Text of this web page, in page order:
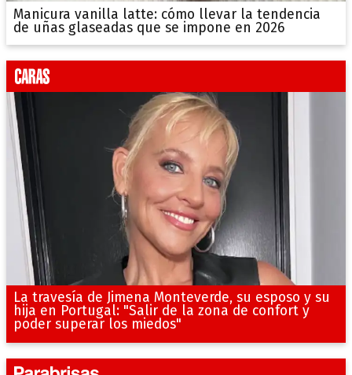
Manicura vanilla latte: cómo llevar la tendencia
de uñas glaseadas que se impone en 2026
La travesía de Jimena Monteverde, su esposo y su
hija en Portugal: "Salir de la zona de confort y
poder superar los miedos"